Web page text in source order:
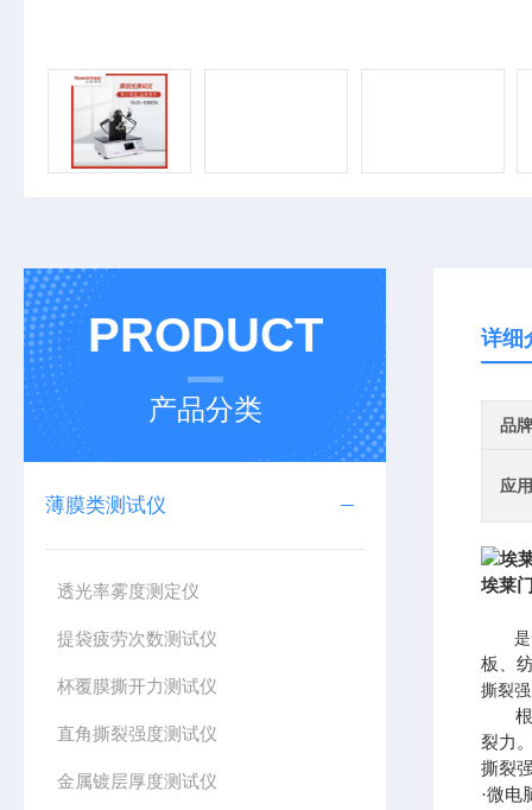
PRODUCT
产品分类
薄膜类测试仪
透光率雾度测定仪
提袋疲劳次数测试仪
杯覆膜撕开力测试仪
直角撕裂强度测试仪
金属镀层厚度测试仪
详细
品牌
应
埃莱
板、
撕裂
裂力
撕裂
·微电